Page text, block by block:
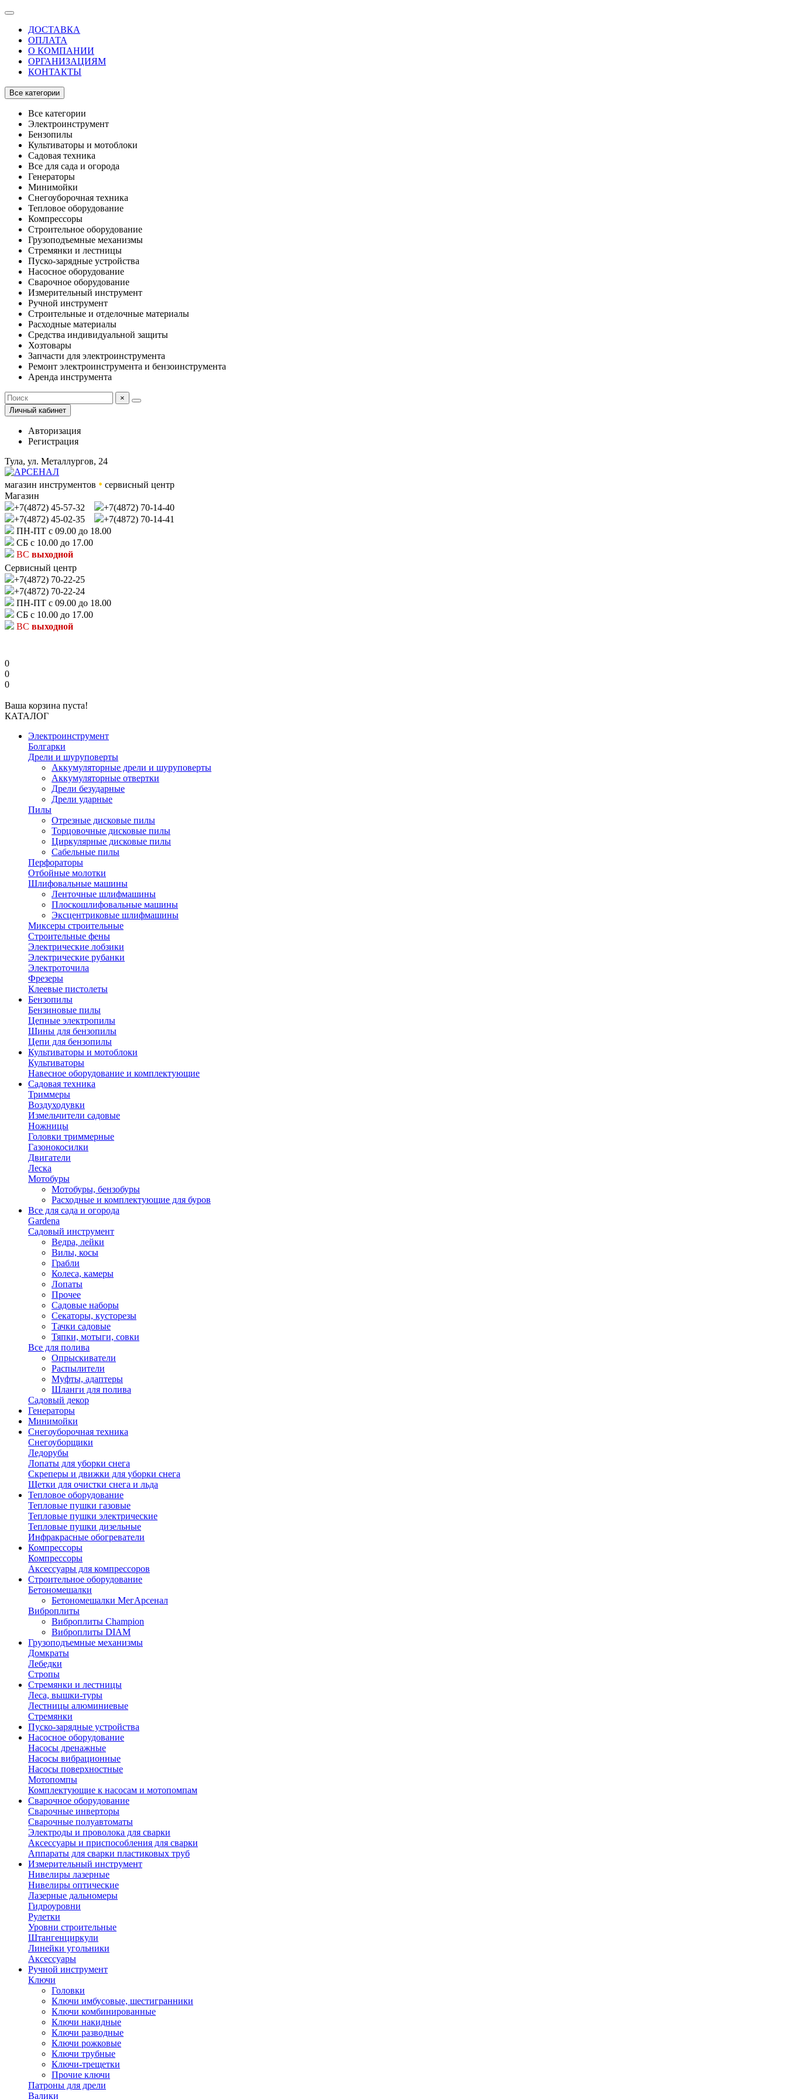
ДОСТАВКА
ОПЛАТА
О КОМПАНИИ
ОРГАНИЗАЦИЯМ
КОНТАКТЫ
Все категории
Все категории
Электроинструмент
Бензопилы
Культиваторы и мотоблоки
Садовая техника
Все для сада и огорода
Генераторы
Минимойки
Снегоуборочная техника
Тепловое оборудование
Компрессоры
Строительное оборудование
Грузоподъемные механизмы
Стремянки и лестницы
Пуско-зарядные устройства
Насосное оборудование
Сварочное оборудование
Измерительный инструмент
Ручной инструмент
Строительные и отделочные материалы
Расходные материалы
Средства индивидуальной защиты
Хозтовары
Запчасти для электроинструмента
Ремонт электроинструмента и бензоинструмента
Аренда инструмента
×
Личный кабинет
Авторизация
Регистрация
Тула, ул. Металлургов, 24
магазин инструментов • сервисный центр
Магазин
+7(4872) 45-57-32
+7(4872) 70-14-40
+7(4872) 45-02-35
+7(4872) 70-14-41
ПН-ПТ с 09.00 до 18.00
СБ с 10.00 до 17.00
ВС выходной
Сервисный центр
+7(4872) 70-22-25
+7(4872) 70-22-24
ПН-ПТ с 09.00 до 18.00
СБ с 10.00 до 17.00
ВС выходной
0
0
0
Ваша корзина пуста!
КАТАЛОГ
Электроинструмент
Болгарки
Дрели и шуруповерты
Аккумуляторные дрели и шуруповерты
Аккумуляторные отвертки
Дрели безударные
Дрели ударные
Пилы
Отрезные дисковые пилы
Торцовочные дисковые пилы
Циркулярные дисковые пилы
Сабельные пилы
Перфораторы
Отбойные молотки
Шлифовальные машины
Ленточные шлифмашины
Плоскошлифовальные машины
Эксцентриковые шлифмашины
Миксеры строительные
Строительные фены
Электрические лобзики
Электрические рубанки
Электроточила
Фрезеры
Клеевые пистолеты
Бензопилы
Бензиновые пилы
Цепные электропилы
Шины для бензопилы
Цепи для бензопилы
Культиваторы и мотоблоки
Культиваторы
Навесное оборудование и комплектующие
Садовая техника
Триммеры
Воздуходувки
Измельчители садовые
Ножницы
Головки триммерные
Газонокосилки
Двигатели
Леска
Мотобуры
Мотобуры, бензобуры
Расходные и комплектующие для буров
Все для сада и огорода
Gardena
Садовый инструмент
Ведра, лейки
Вилы, косы
Грабли
Колеса, камеры
Лопаты
Прочее
Садовые наборы
Секаторы, кусторезы
Тачки садовые
Тяпки, мотыги, совки
Все для полива
Опрыскиватели
Распылители
Муфты, адаптеры
Шланги для полива
Садовый декор
Генераторы
Минимойки
Снегоуборочная техника
Снегоуборщики
Ледорубы
Лопаты для уборки снега
Скреперы и движки для уборки снега
Щетки для очистки снега и льда
Тепловое оборудование
Тепловые пушки газовые
Тепловые пушки электрические
Тепловые пушки дизельные
Инфракрасные обогреватели
Компрессоры
Компрессоры
Аксессуары для компрессоров
Строительное оборудование
Бетономешалки
Бетономешалки МегАрсенал
Виброплиты
Виброплиты Champion
Виброплиты DIAM
Грузоподъемные механизмы
Домкраты
Лебедки
Стропы
Стремянки и лестницы
Леса, вышки-туры
Лестницы алюминиевые
Стремянки
Пуско-зарядные устройства
Насосное оборудование
Насосы дренажные
Насосы вибрационные
Насосы поверхностные
Мотопомпы
Комплектующие к насосам и мотопомпам
Сварочное оборудование
Сварочные инверторы
Сварочные полуавтоматы
Электроды и проволока для сварки
Аксессуары и приспособления для сварки
Аппараты для сварки пластиковых труб
Измерительный инструмент
Нивелиры лазерные
Нивелиры оптические
Лазерные дальномеры
Гидроуровни
Рулетки
Уровни строительные
Штангенциркули
Линейки угольники
Аксессуары
Ручной инструмент
Ключи
Головки
Ключи имбусовые, шестигранники
Ключи комбинированные
Ключи накидные
Ключи разводные
Ключи рожковые
Ключи трубные
Ключи-трещетки
Прочие ключи
Патроны для дрели
Валики